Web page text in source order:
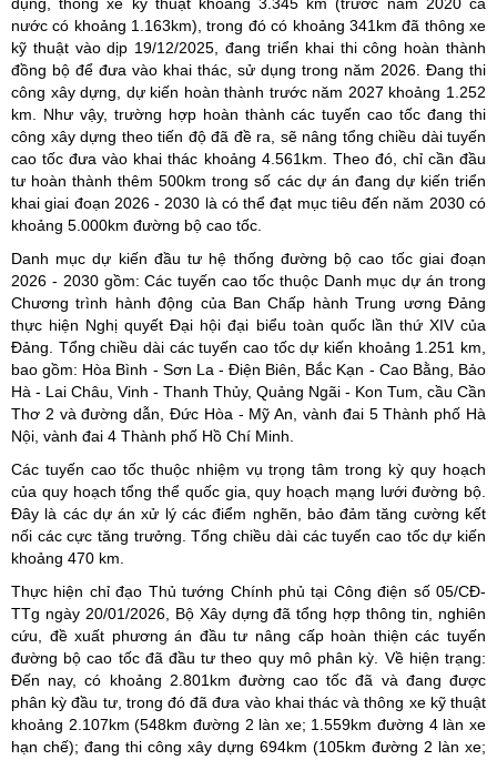
nước có khoảng 1.163km), trong đó có khoảng 341km đã thông xe
kỹ thuật vào dịp 19/12/2025, đang triển khai thi công hoàn thành
đồng bộ để đưa vào khai thác, sử dụng trong năm 2026. Đang thi
công xây dựng, dự kiến hoàn thành trước năm 2027 khoảng 1.252
km. Như vậy, trường hợp hoàn thành các tuyến cao tốc đang thi
công xây dựng theo tiến độ đã đề ra, sẽ nâng tổng chiều dài tuyến
cao tốc đưa vào khai thác khoảng 4.561km. Theo đó, chỉ cần đầu
tư hoàn thành thêm 500km trong số các dự án đang dự kiến triển
khai giai đoạn 2026 - 2030 là có thể đạt mục tiêu đến năm 2030 có
khoảng 5.000km đường bộ cao tốc.
Danh mục dự kiến đầu tư hệ thống đường bộ cao tốc giai đoạn
2026 - 2030 gồm: Các tuyến cao tốc thuộc Danh mục dự án trong
Chương trình hành động của Ban Chấp hành Trung ương Đảng
thực hiện Nghị quyết Đại hội đại biểu toàn quốc lần thứ XIV của
Đảng. Tổng chiều dài các tuyến cao tốc dự kiến khoảng 1.251 km,
bao gồm: Hòa Bình - Sơn La - Điện Biên, Bắc Kạn - Cao Bằng, Bảo
Hà - Lai Châu, Vinh - Thanh Thủy, Quảng Ngãi - Kon Tum, cầu Cần
Thơ 2 và đường dẫn, Đức Hòa - Mỹ An, vành đai 5 Thành phố Hà
Nội, vành đai 4 Thành phố Hồ Chí Minh.
Các tuyến cao tốc thuộc nhiệm vụ trọng tâm trong kỳ quy hoạch
của quy hoạch tổng thể quốc gia, quy hoạch mạng lưới đường bộ.
Đây là các dự án xử lý các điểm nghẽn, bảo đảm tăng cường kết
nối các cực tăng trưởng. Tổng chiều dài các tuyến cao tốc dự kiến
khoảng 470 km.
Thực hiện chỉ đạo Thủ tướng Chính phủ tại Công điện số 05/CĐ-
TTg ngày 20/01/2026, Bộ Xây dựng đã tổng hợp thông tin, nghiên
cứu, đề xuất phương án đầu tư nâng cấp hoàn thiện các tuyến
đường bộ cao tốc đã đầu tư theo quy mô phân kỳ. Về hiện trạng:
Đến nay, có khoảng 2.801km đường cao tốc đã và đang được
phân kỳ đầu tư, trong đó đã đưa vào khai thác và thông xe kỹ thuật
khoảng 2.107km (548km đường 2 làn xe; 1.559km đường 4 làn xe
hạn chế); đang thi công xây dựng 694km (105km đường 2 làn xe;